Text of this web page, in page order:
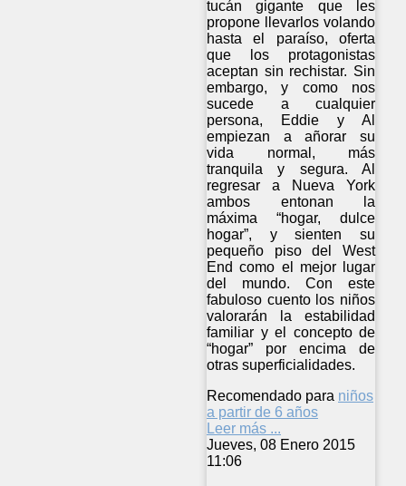
tucán gigante que les
propone llevarlos volando
hasta el paraíso, oferta
que los protagonistas
aceptan sin rechistar. Sin
embargo, y como nos
sucede a cualquier
persona, Eddie y Al
empiezan a añorar su
vida normal, más
tranquila y segura. Al
regresar a Nueva York
ambos entonan la
máxima “hogar, dulce
hogar”, y sienten su
pequeño piso del West
End como el mejor lugar
del mundo. Con este
fabuloso cuento los niños
valorarán la estabilidad
familiar y el concepto de
“hogar” por encima de
otras superficialidades.
Recomendado para niños
a partir de 6 años
Leer más ...
Jueves, 08 Enero 2015
11:06